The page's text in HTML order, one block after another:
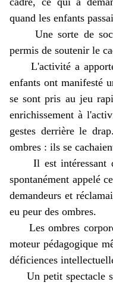
quand les enfants
Une sorte de
permis de soutenir le
L'activité a apporté
enfants ont manifesté
se sont pris au jeu
enrichissement à
gestes derrière le
ombres : ils se
Il est intéressant
spontanément appelé
demandeurs et
eu peur des ombres.
Les ombres
moteur pédagogique
déficiences
Un petit spectacle